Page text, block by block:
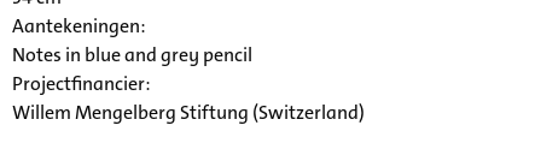
Aantekeningen:
Notes in blue and grey pencil
Projectfinancier:
Willem Mengelberg Stiftung (Switzerland)